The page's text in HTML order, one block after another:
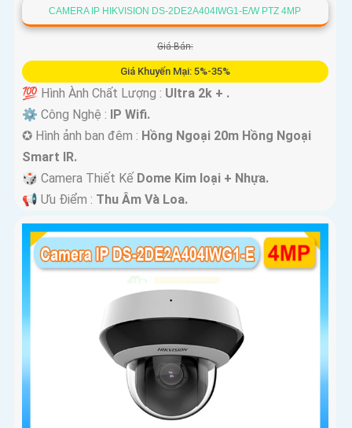
CAMERA IP HIKVISION DS-2DE2A404IWG1-E/W PTZ 4MP
Giá Bán:
Giá Khuyến Mại: 5%-35%
💯 Hình Ành Chất Lượng : Ultra 2k + .
⚙ Công Nghệ : IP Wifi.
✪ Hình ảnh ban đêm : Hồng Ngoại 20m Hồng Ngoại
Smart IR.
🎲 Camera Thiết Kế Dome Kim loại + Nhựa.
️📢 Ưu Điểm : Thu Âm Và Loa.